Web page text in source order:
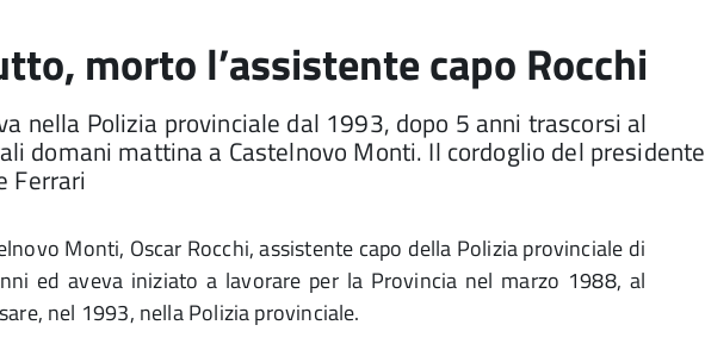
morto l’assistente capo Rocchi
nella Polizia provinciale dal 1993, dopo 5 anni trascorsi al
domani mattina a Castelnovo Monti. Il cordoglio del presidente
Ferrari
Monti, Oscar Rocchi, assistente capo della Polizia provinciale di
ed aveva iniziato a lavorare per la Provincia nel marzo 1988, al
nel 1993, nella Polizia provinciale.